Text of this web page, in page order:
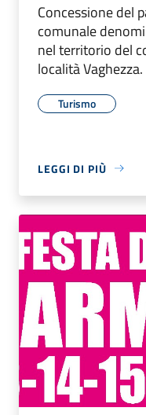
Concessione del
comunale
nel territorio del
località Vaghezza.
Turismo
LEGGI DI PIÙ